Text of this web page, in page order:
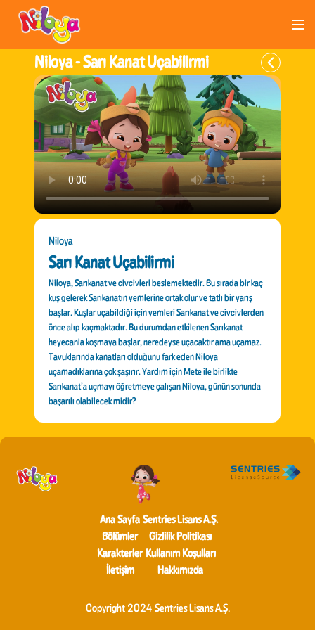
Niloya -Sarı Kanat Uçabilirmi
Niloya
Sarı Kanat Uçabilirmi
Niloya, Sarıkanat ve civcivleri beslemektedir. Bu sırada bir kaç
kuş gelerek Sarıkanatın yemlerine ortak olur ve tatlı bir yarış
başlar. Kuşlar uçabildiği için yemleri Sarıkanat ve civcivlerden
önce alıp kaçmaktadır. Bu durumdan etkilenen Sarıkanat
heyecanla koşmaya başlar, neredeyse uçacaktır ama uçamaz.
Tavuklarında kanatları olduğunu fark eden Niloya
uçamadıklarına çok şaşırır. Yardım için Mete ile birlikte
Sarıkanat’a uçmayı öğretmeye çalışan Niloya, günün sonunda
başarılı olabilecek midir?
Ana Sayfa
Bölümler
Karakterler
İletişim
Sentries Lisans A.Ş.
Gizlilik Politikası
Kullanım Koşulları
Hakkımızda
Copyright 2024 Sentries Lisans A.Ş.